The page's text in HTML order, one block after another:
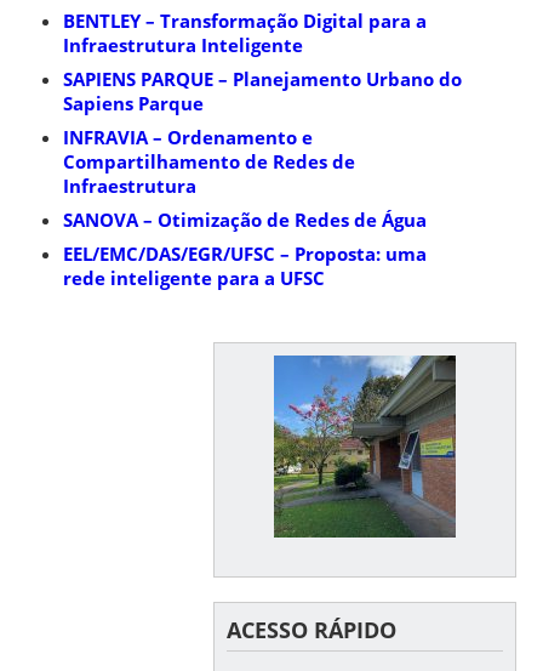
BENTLEY – Transformação Digital para a
Infraestrutura Inteligente
SAPIENS PARQUE – Planejamento Urbano do
Sapiens Parque
INFRAVIA – Ordenamento e
Compartilhamento de Redes de
Infraestrutura
SANOVA – Otimização de Redes de Água
EEL/EMC/DAS/EGR/UFSC – Proposta: uma
rede inteligente para a UFSC
ACESSO RÁPIDO